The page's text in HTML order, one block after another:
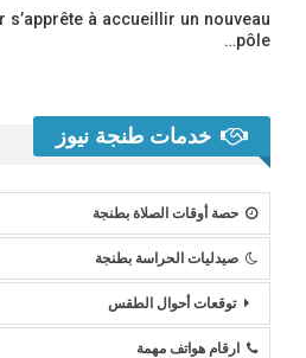
s’apprête à accueillir un nouveau
pôle…
خدمات طنجة نيوز
حصة أوقات الصلاة بطنجة
صيدليات الحراسة بطنجة
توقعات أحوال الطقس
ارقام هواتف مهمة